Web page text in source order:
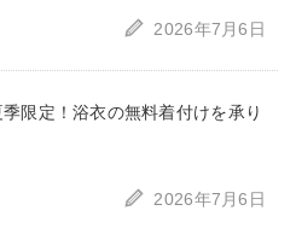
2026年7月6日
限定！浴衣の無料着付けを承り
2026年7月6日